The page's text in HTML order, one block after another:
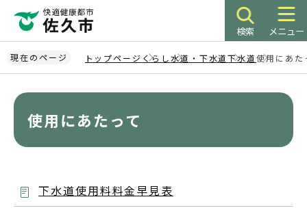
ペ
ー
ジ
検索 メニュー
現在のページ トップページ くらし水道・下水道下水道使用にあた
使用にあたって
下水道使用料料金早見表